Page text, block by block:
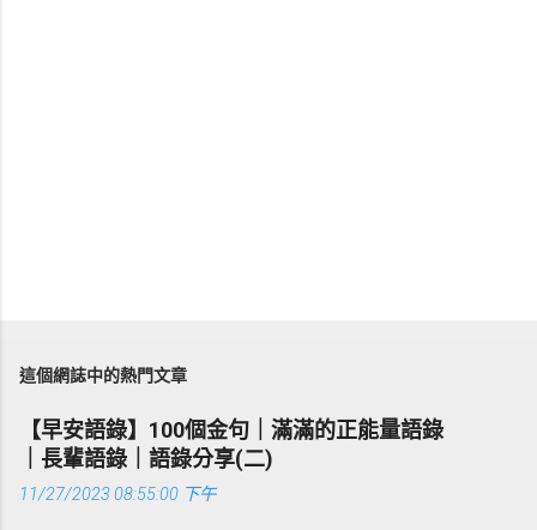
這個網誌中的熱門文章
【早安語錄】100個金句｜滿滿的正能量語錄
｜長輩語錄｜語錄分享(二)
11/27/2023 08:55:00 下午